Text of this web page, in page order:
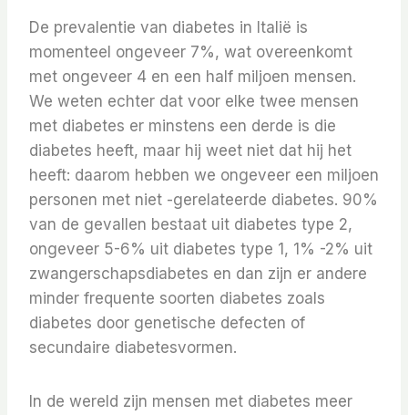
De prevalentie van diabetes in Italië is
momenteel ongeveer 7%, wat overeenkomt
met ongeveer 4 en een half miljoen mensen.
We weten echter dat voor elke twee mensen
met diabetes er minstens een derde is die
diabetes heeft, maar hij weet niet dat hij het
heeft: daarom hebben we ongeveer een miljoen
personen met niet -gerelateerde diabetes. 90%
van de gevallen bestaat uit diabetes type 2,
ongeveer 5-6% uit diabetes type 1, 1% -2% uit
zwangerschapsdiabetes en dan zijn er andere
minder frequente soorten diabetes zoals
diabetes door genetische defecten of
secundaire diabetesvormen.
In de wereld zijn mensen met diabetes meer